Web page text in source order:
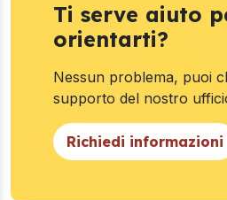
Ti serve aiuto
orientarti?
Nessun problema, puoi
supporto del nostro
Richiedi informazioni